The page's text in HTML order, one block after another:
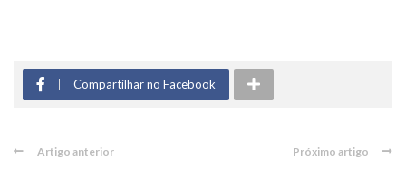
Compartilhar no Facebook
Artigo anterior Próximo artigo